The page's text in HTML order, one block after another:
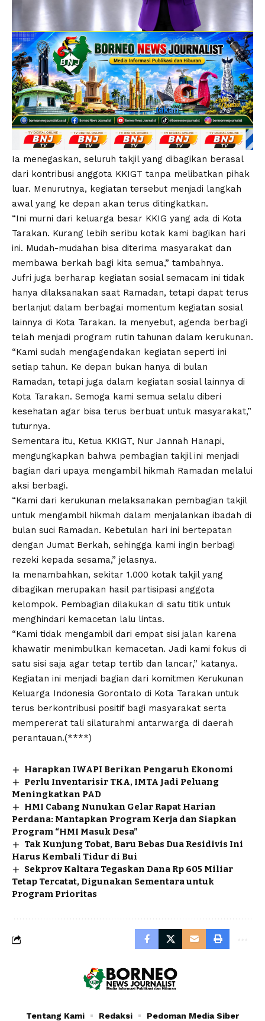
Ia menegaskan, seluruh takjil yang dibagikan berasal
dari kontribusi anggota KKIGT tanpa melibatkan pihak
luar. Menurutnya, kegiatan tersebut menjadi langkah
awal yang ke depan akan terus ditingkatkan.
“Ini murni dari keluarga besar KKIG yang ada di Kota
Tarakan. Kurang lebih seribu kotak kami bagikan hari
ini. Mudah-mudahan bisa diterima masyarakat dan
membawa berkah bagi kita semua,” tambahnya.
Jufri juga berharap kegiatan sosial semacam ini tidak
hanya dilaksanakan saat Ramadan, tetapi dapat terus
berlanjut dalam berbagai momentum kegiatan sosial
lainnya di Kota Tarakan. Ia menyebut, agenda berbagi
telah menjadi program rutin tahunan dalam kerukunan.
“Kami sudah mengagendakan kegiatan seperti ini
setiap tahun. Ke depan bukan hanya di bulan
Ramadan, tetapi juga dalam kegiatan sosial lainnya di
Kota Tarakan. Semoga kami semua selalu diberi
kesehatan agar bisa terus berbuat untuk masyarakat,”
tuturnya.
Sementara itu, Ketua KKIGT, Nur Jannah Hanapi,
mengungkapkan bahwa pembagian takjil ini menjadi
bagian dari upaya mengambil hikmah Ramadan melalui
aksi berbagi.
“Kami dari kerukunan melaksanakan pembagian takjil
untuk mengambil hikmah dalam menjalankan ibadah di
bulan suci Ramadan. Kebetulan hari ini bertepatan
dengan Jumat Berkah, sehingga kami ingin berbagi
rezeki kepada sesama,” jelasnya.
Ia menambahkan, sekitar 1.000 kotak takjil yang
dibagikan merupakan hasil partisipasi anggota
kelompok. Pembagian dilakukan di satu titik untuk
menghindari kemacetan lalu lintas.
“Kami tidak mengambil dari empat sisi jalan karena
khawatir menimbulkan kemacetan. Jadi kami fokus di
satu sisi saja agar tetap tertib dan lancar,” katanya.
Kegiatan ini menjadi bagian dari komitmen Kerukunan
Keluarga Indonesia Gorontalo di Kota Tarakan untuk
terus berkontribusi positif bagi masyarakat serta
mempererat tali silaturahmi antarwarga di daerah
perantauan.(****)
Harapkan IWAPI Berikan Pengaruh Ekonomi
Perlu Inventarisir TKA, IMTA Jadi Peluang
Meningkatkan PAD
HMI Cabang Nunukan Gelar Rapat Harian
Perdana: Mantapkan Program Kerja dan Siapkan
Program “HMI Masuk Desa”
Tak Kunjung Tobat, Baru Bebas Dua Residivis Ini
Harus Kembali Tidur di Bui
Sekprov Kaltara Tegaskan Dana Rp 605 Miliar
Tetap Tercatat, Digunakan Sementara untuk
Program Prioritas
Tentang Kami Redaksi Pedoman Media Siber